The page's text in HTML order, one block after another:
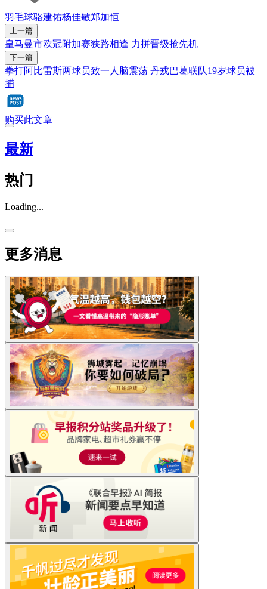
羽毛球骆建佑杨佳敏郑加恒
上一篇
皇马曼市欧冠附加赛狭路相逢 力拼晋级抢先机
下一篇
拳打阿比雷斯两球员致一人脑震荡 丹戎巴葛联队19岁球员被
捕
购买此文章
最新
热门
Loading...
更多消息